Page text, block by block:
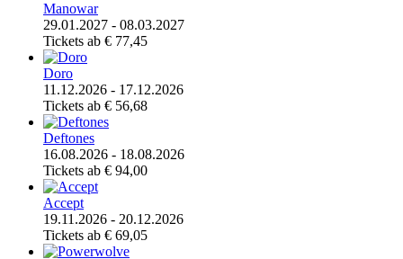
Manowar
29.01.2027 - 08.03.2027
Tickets ab € 77,45
Doro
11.12.2026 - 17.12.2026
Tickets ab € 56,68
Deftones
16.08.2026 - 18.08.2026
Tickets ab € 94,00
Accept
19.11.2026 - 20.12.2026
Tickets ab € 69,05